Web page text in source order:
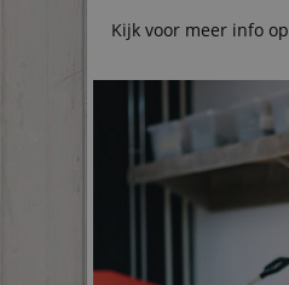
Kijk voor meer info op